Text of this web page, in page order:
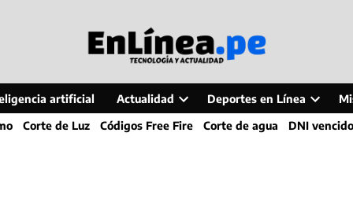
artificial Actualidad
Open
dropdown
Deportes en Línea
Open
dropdown
Corte de Luz Códigos Free Fire Corte de agua DNI vencido